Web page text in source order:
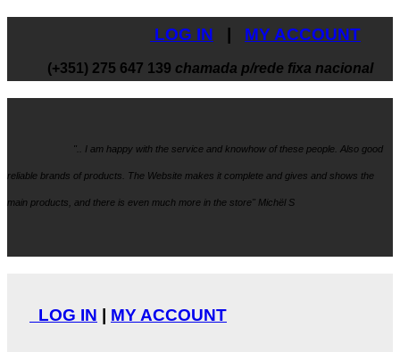
LOG IN MY ACCOUNT
(+351) 275 647 139 chamada p/rede fixa nacional
".. I am happy with the service and knowhow of these people. Also good
reliable brands of products. The Website makes it complete and gives and shows the
main products, and there is even much more in the store" Michël S
LOG IN MY ACCOUNT